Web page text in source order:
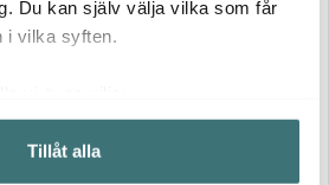
Du kan själv välja vilka som får
i vilka syften.
om din geografiska plats som
på upp till flera meter
Tillåt alla
cl 7
Store-It Förvaringsburk 1 L
Light grey